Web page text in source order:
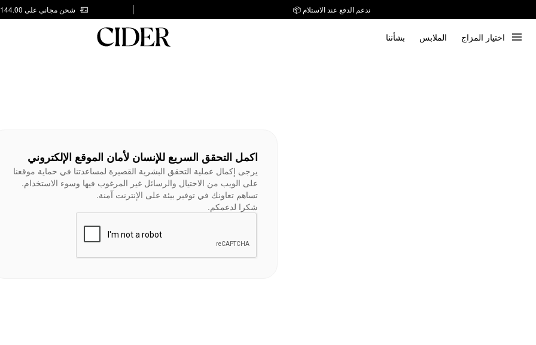
شحن مجاني على AED 144.00
اختيار المزاج الملابس بشأننا
اكمل التحقق السريع للإنسان لأمان الموقع الإلكتروني
يرجى إكمال عملية التحقق البشرية القصيرة لمساعدتنا في حماية موقعنا
على الويب من الاحتيال والرسائل غير المرغوب فيها وسوء الاستخدام.
تساهم تعاونك في توفير بيئة على الإنترنت آمنة.
شكرا لدعمكم.